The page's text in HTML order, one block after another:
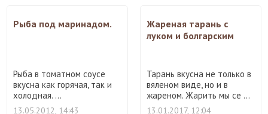
Рыба под маринадом.
Рыба в томатном соусе
вкусна как горячая, так и
холодная. ...
13.05.2012, 14:43
Жареная тарань с
луком и болгарским
Тарань вкусна не только в
вяленом виде, но и в
жареном. Жарить мы се ...
13.01.2017, 12:04